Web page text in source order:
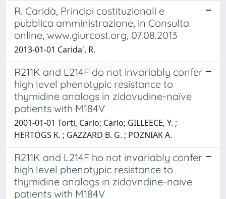
R. Caridà, Principi costituzionali e
pubblica amministrazione, in Consulta
online, www.giurcost.org, 07.08.2013
2013-01-01 Carida', R.
R211K and L214F do not invariably confer
high level phenotypic resistance to
thymidine analogs in zidovudine-naïve
patients with M184V
2001-01-01 Torti, Carlo; Carlo; GILLEECE, Y. ;
HERTOGS K. ; GAZZARD B. G. ; POZNIAK A.
R211K and L214F ho not invariably confer
high level phenotypic resistance to
thymidine analogs in zidovndine-naive
patients with M184V